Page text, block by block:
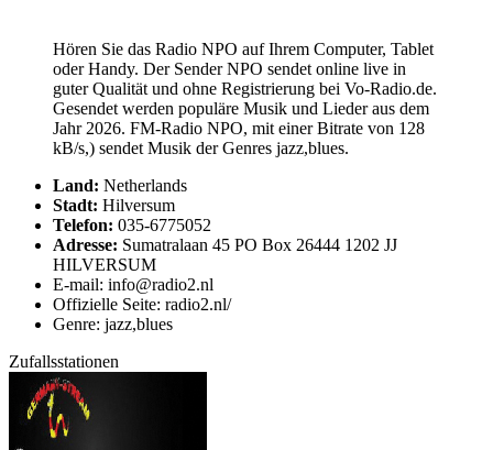
Hören Sie das Radio NPO auf Ihrem Computer, Tablet
oder Handy. Der Sender NPO sendet online live in
guter Qualität und ohne Registrierung bei Vo-Radio.de.
Gesendet werden populäre Musik und Lieder aus dem
Jahr 2026. FM-Radio NPO, mit einer Bitrate von 128
kB/s,) sendet Musik der Genres jazz,blues.
Land: Netherlands
Stadt: Hilversum
Telefon: 035-6775052
Adresse: Sumatralaan 45 PO Box 26444 1202 JJ
HILVERSUM
E-mail: info@radio2.nl
Offizielle Seite: radio2.nl/
Genre: jazz,blues
Zufallsstationen